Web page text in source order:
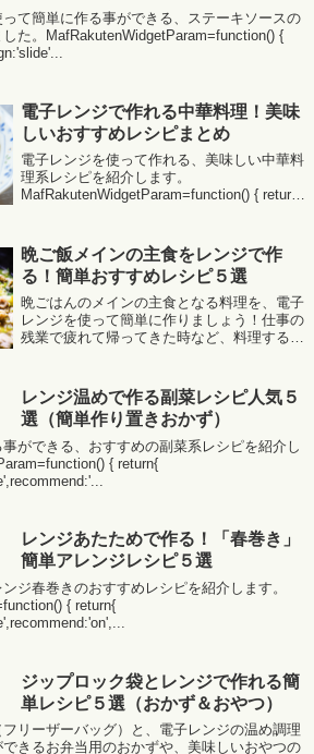
て簡単に作る事ができる、ステーキソースの
た。MafRakutenWidgetParam=function() {
電子レンジで作れる中華料理！美味
しいおすすめレシピまとめ
電子レンジを使って作れる、美味しい中華料
理系レシピを紹介します。
MafRakutenWidgetParam=function() { return{
晩ご飯メインの主食をレンジで作
る！簡単おすすめレシピ５選
晩ごはんのメインの主食となる料理を、電子
レンジを使って簡単に作りましょう！仕事の
残業で疲れて帰ってきた時など、料理するの
レンジ温めで作る副菜レシピ人気５
選（簡単作り置きおかず）
ができる、おすすめの副菜系レシピを紹介し
{ return{
レンジあたためで作る！「春巻き」
簡単アレンジレシピ５選
ジ春巻きのおすすめレシピを紹介します。
{ return{
ジップロック袋とレンジで作れる簡
単レシピ５選（おかず＆おやつ）
リーザーバッグ）と、電子レンジの温め調理
きるお弁当用のおかずや、美味しいおやつの